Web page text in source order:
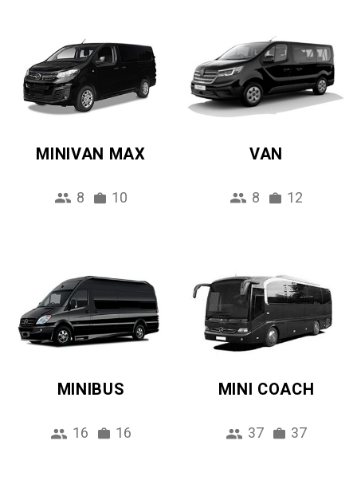
MINIVAN MAX
8 10
VAN
8 12
MINIBUS
16 16
MINI COACH
37 37